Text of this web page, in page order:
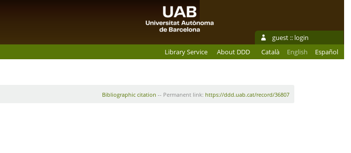
guest :: login
Library Service About DDD Català English Español
Bibliographic citation -- Permanent link: https://ddd.uab.cat/record/36807